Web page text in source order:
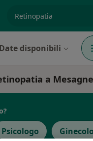
Date disponibili
a Mesagne
Psicologo